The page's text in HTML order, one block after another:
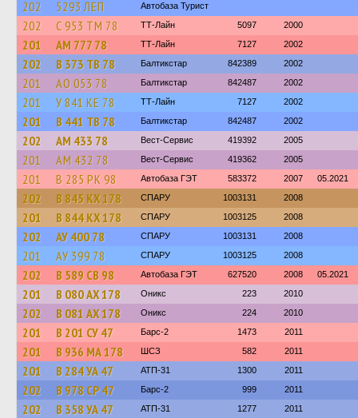
202 5293 ЛЕП Автобаза Турист
202 С 953 ТМ 78 ТТ-Лайн 5097 2000
201 АМ 777 78 ТТ-Лайн 7127 2002
202 В 373 ТВ 78 Балтикстар 842389 2002
201 АО 053 78 Балтикстар 842487 2002
201 У 841 КЕ 78 ТТ-Лайн 7127 2002
201 В 441 ТВ 78 Балтикстар 842487 2002
202 АМ 433 78 Вест-Сервис 419392 2005
201 АМ 432 78 Вест-Сервис 419362 2005
201 В 285 РК 98 Автобаза ГЭТ 583372 2007 05.2021
202 В 845 КХ 178 СПАРУ 1003131 2008
201 В 844 КХ 178 СПАРУ 1003125 2008
202 АУ 400 78 СПАРУ 1003131 2008
201 АУ 399 78 СПАРУ 1003125 2008
202 В 589 СВ 98 Автобаза ГЭТ 627520 2008 05.2021
201 В 080 АХ 178 Оникс 223 2010
202 В 081 АХ 178 Оникс 224 2010
201 В 201 СУ 47 Барс-2 1473 2011
201 В 936 МА 178 ШСЗ 582 2011
201 В 284 УА 47 АТП-31 1300 2011
202 В 978 СР 47 Барс-2 999 2011
202 В 358 УА 47 АТП-31 1277 2011